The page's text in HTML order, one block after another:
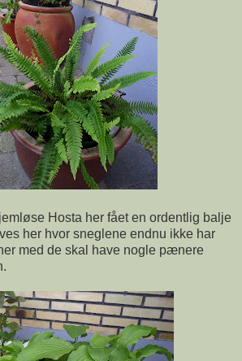
Hosta her fået en ordentlig balje
her hvor sneglene endnu ikke har
med de skal have nogle pænere